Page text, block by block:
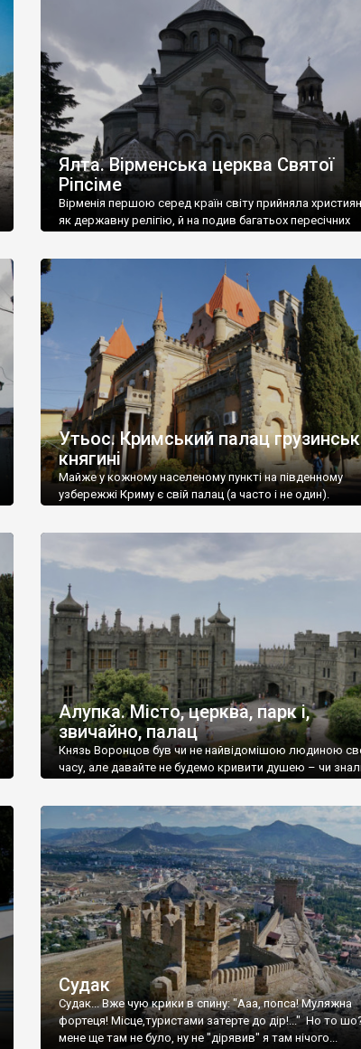
називаються «повстяками» (postaki)…” “Вино. Крим
виробляє відмінне вино і його вдосталь: воно все
легке біле і дуже […]
Ялта. Вірменська церква Святої
Ріпсіме
Вірменія першою серед країн світу прийняла
як державну релігію, й на подив багатьох пересічних
Утьос. Кримський палац
княгині
Майже у кожному населеному пункті на південному
узбережжі Криму є свій палац (а часто і не один).
Алупка. Місто, церква, парк і,
звичайно, палац
Князь Воронцов був чи не найвідомішою людиною
часу, але давайте не будемо кривити душею – чи
Судак
Судак... Вже чую крики в спину: "Ааа, попса! Муляжна
фортеця! Місце,туристами затерте до дір!..." Но то
мене ще там не було, ну не "дірявив" я там нічого...